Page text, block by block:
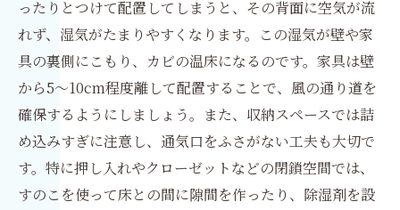
ったりとつけて配置してしまうと、その背面に空気が流
れず、湿気がたまりやすくなります。この湿気が壁や家
具の裏側にこもり、カビの温床になるのです。家具は壁
から5〜10cm程度離して配置することで、風の通り道を
確保するようにしましょう。また、収納スペースでは詰
め込みすぎに注意し、通気口をふさがない工夫も大切で
す。特に押し入れやクローゼットなどの閉鎖空間では、
すのこを使って床との間に隙間を作ったり、除湿剤を設